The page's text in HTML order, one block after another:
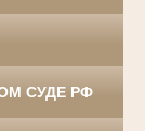
СУДЕ РФ